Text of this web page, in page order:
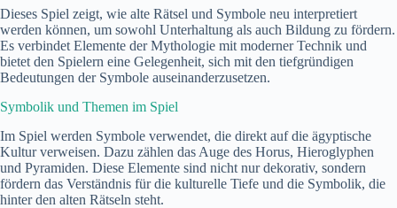
Dieses Spiel zeigt, wie alte Rätsel und Symbole neu interpretiert
werden können, um sowohl Unterhaltung als auch Bildung zu fördern.
Es verbindet Elemente der Mythologie mit moderner Technik und
bietet den Spielern eine Gelegenheit, sich mit den tiefgründigen
Bedeutungen der Symbole auseinanderzusetzen.
Symbolik und Themen im Spiel
Im Spiel werden Symbole verwendet, die direkt auf die ägyptische
Kultur verweisen. Dazu zählen das Auge des Horus, Hieroglyphen
und Pyramiden. Diese Elemente sind nicht nur dekorativ, sondern
fördern das Verständnis für die kulturelle Tiefe und die Symbolik, die
hinter den alten Rätseln steht.